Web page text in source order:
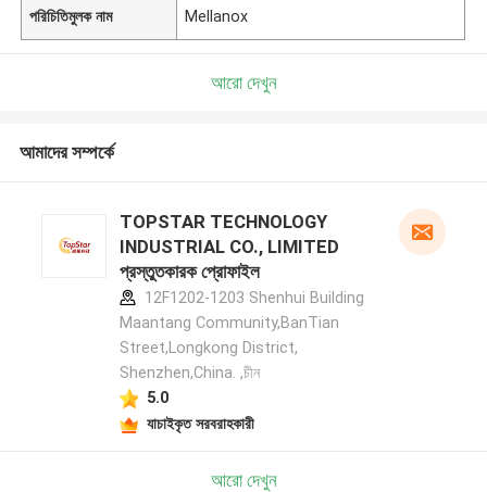
পরিচিতিমুলক নাম Mellanox
আরো দেখুন
আমাদের সম্পর্কে
TOPSTAR TECHNOLOGY
INDUSTRIAL CO., LIMITED
প্রস্তুতকারক প্রোফাইল
12F1202-1203 Shenhui Building
Maantang Community,BanTian
Street,Longkong District,
Shenzhen,China. ,চীন
5.0
যাচাইকৃত সরবরাহকারী
আরো দেখুন